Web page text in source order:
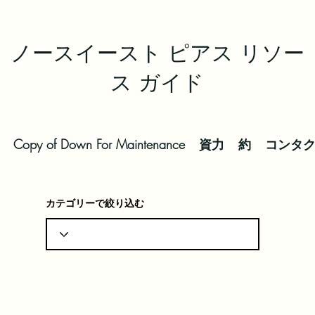
ノースイースト ピアス リソー
ス ガイド
Copy of Down For Maintenance 資力 約 コンタ
カテゴリーで絞り込む